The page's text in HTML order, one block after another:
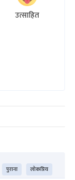
उत्साहित
पुराना लोकप्रिय